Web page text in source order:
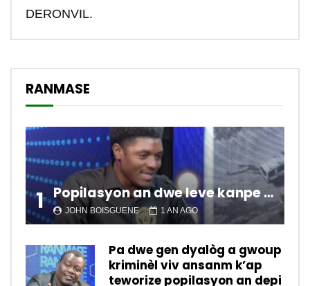
DERONVIL.
RANMASE
1 Popilasyon an dwe leve kanpe pou chanje sitiyasyon kawotik l’ap viv nan peyi a.
JOHN BOISGUENE 1 AN AGO
Pa dwe gen dyalòg a gwoup
kriminèl viv ansanm k’ap
teworize popilasyon an depi